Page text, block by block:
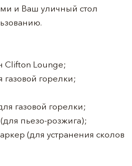
и Ваш уличный стол
Clifton Lounge;
горелки;
газовой горелки;
пьезо-розжига);
(для устранения сколов